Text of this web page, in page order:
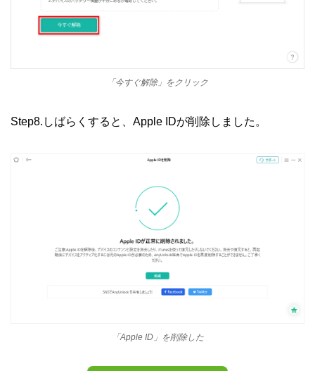
「今すぐ解除」をクリック
Step8.しばらくすると、Apple IDが削除しました。
「Apple ID」を削除した